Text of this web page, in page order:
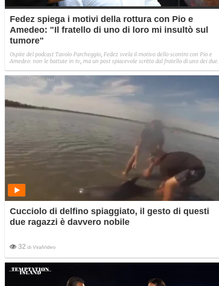
Fedez spiega i motivi della rottura con Pio e
Amedeo: "Il fratello di uno di loro mi insultò sul
tumore"
Ospite del podcast Tavolo Parcheggio, Fedez svela il motivo dello scontro con Pio e
Amedeo: non le battute in tv, ma un post spiacevole scritto dal fratello di uno dei due
supposizioni sulle famiglie dei comici.
Cucciolo di delfino spiaggiato, il gesto di questi
due ragazzi è davvero nobile
32 di ViralVideo